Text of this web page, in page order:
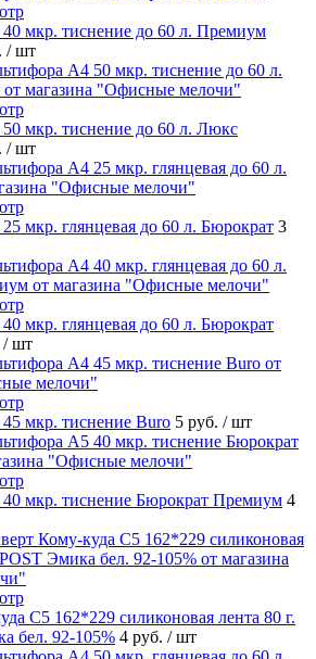
мкр. тиснение до 60 л. Премиум
/ шт
мкр. тиснение до 60 л. Люкс
/ шт
мкр. глянцевая до 60 л. Бюрократ 3
мкр. глянцевая до 60 л. Бюрократ
/ шт
мкр. тиснение Buro 5 руб. / шт
мкр. тиснение Бюрократ Премиум 4
С5 162*229 силиконовая лента 80 г.
бел. 92-105% 4 руб. / шт